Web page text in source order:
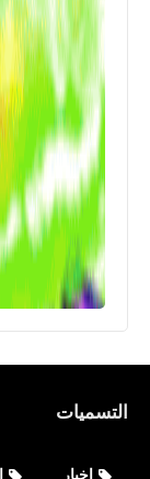
التسميات
اخبار